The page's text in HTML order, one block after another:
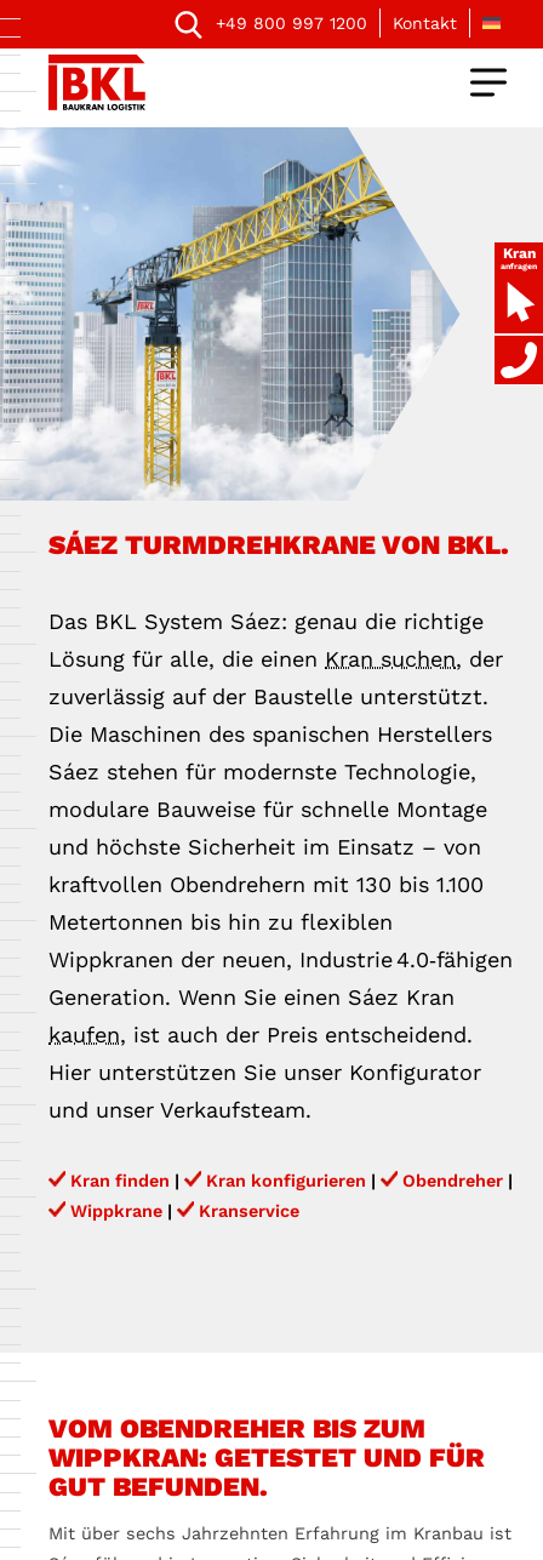
+49 800 997 1200 Kontakt
SÁEZ TURMDREHKRANE VON BKL.
Das BKL System Sáez: genau die richtige
Lösung für alle, die einen Kran suchen, der
zuverlässig auf der Baustelle unterstützt.
Die Maschinen des spanischen Herstellers
Sáez stehen für modernste Technologie,
modulare Bauweise für schnelle Montage
und höchste Sicherheit im Einsatz – von
kraftvollen Obendrehern mit 130 bis 1.100
Metertonnen bis hin zu flexiblen
Wippkranen der neuen, Industrie 4.0‑fähigen
Generation. Wenn Sie einen Sáez Kran
kaufen, ist auch der Preis entscheidend.
Hier unterstützen Sie unser Konfigurator
und unser Verkaufsteam.
Kran finden | Kran konfigurieren | Obendreher |
Wippkrane | Kranservice
VOM OBENDREHER BIS ZUM
WIPPKRAN: GETESTET UND FÜR
GUT BEFUNDEN.
Mit über sechs Jahrzehnten Erfahrung im Kranbau ist
Kran
anfragen